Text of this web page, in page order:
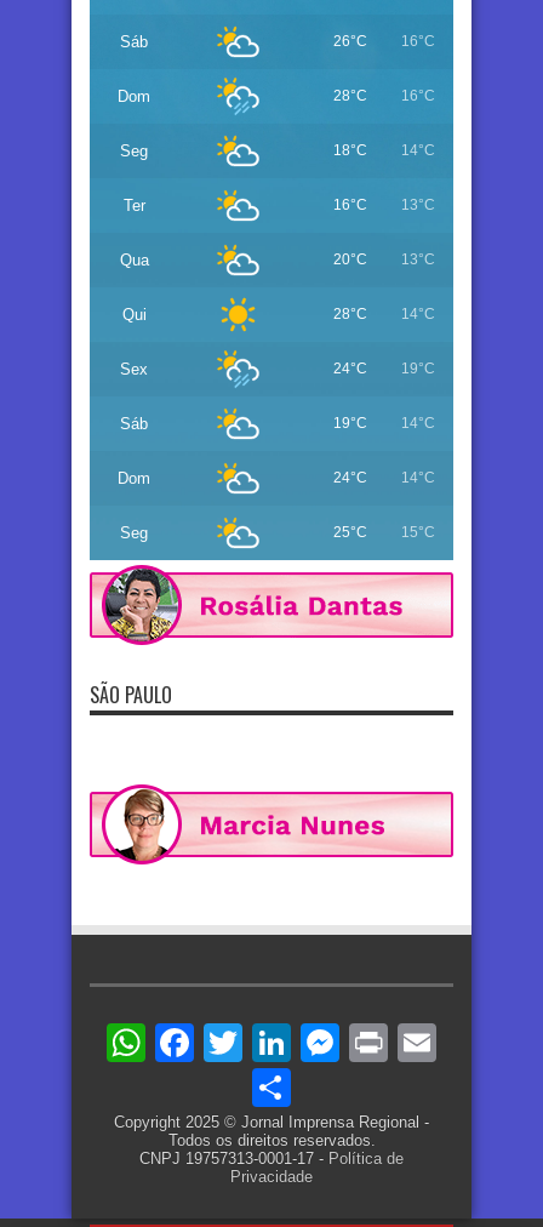
Sáb 26°C 16°C
Dom 28°C 16°C
Seg 18°C 14°C
Ter 16°C 13°C
Qua 20°C 13°C
Qui 28°C 14°C
Sex 24°C 19°C
Sáb 19°C 14°C
Dom 24°C 14°C
Seg 25°C 15°C
SÃO PAULO
WhatsApp
Facebook
TwitterLinkedIn
Messenger
Print
Copyright 2025 © Jornal Imprensa Regional -
Todos os direitos reservados.
CNPJ 19757313-0001-17 - Política de
Privacidade